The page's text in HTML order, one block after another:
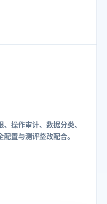
操作审计、数据分类、
置与测评整改配合。